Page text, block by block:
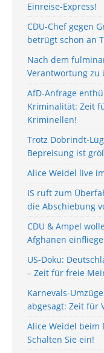
Einreise-Express!
CDU-Chef gegen
betrügt schon an
Nach dem
Verantwortung zu
AfD-Anfrage
Kriminalität: Zeit
Kriminellen!
Trotz Dobrindt-
Bepreisung ist
Alice Weidel live
IS ruft zum
die Abschiebung
CDU & Ampel
Afghanen
US-Doku:
– Zeit für freie
Karnevals-
abgesagt: Zeit für
Alice Weidel beim
Schalten Sie ein!